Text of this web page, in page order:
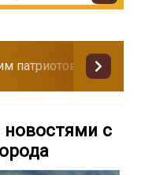
патриотов
новостями с